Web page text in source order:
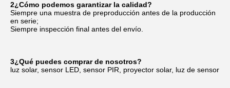
2¿Cómo podemos garantizar la calidad?
Siempre una muestra de preproducción antes de la producción
en serie;
Siempre inspección final antes del envío.
3¿Qué puedes comprar de nosotros?
luz solar, sensor LED, sensor PIR, proyector solar, luz de sensor